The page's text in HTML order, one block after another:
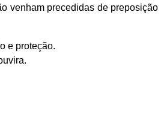
venham precedidas de preposição
e proteção.